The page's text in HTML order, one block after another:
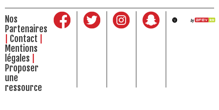
Nos
Partenaires
Contact
Mentions
légales
Proposer
une
ressource